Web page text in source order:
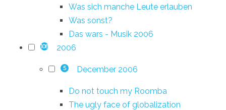
Was sich manche Leute erlauben
Was sonst?
Das wars - Musik 2006
108 2006
5 December 2006
Do not touch my Roomba
The ugly face of globalization